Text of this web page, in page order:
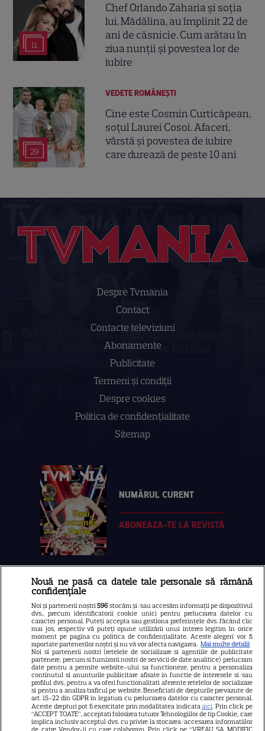
11
Chef Orlando Zaharia și soția
lui, Mădălina, au împlinit 22 de
ani de căsnicie. Cum arătau în
ziua nunții și povestea lor de
iubire
29
VEDETE ROMÂNEŞTI
Cine este Cosmin Curticăpean,
soțul Laurei Cosoi. Afaceri,
vârstă și povestea de iubire
care durează de peste 10 ani
Despre Tvmania
Contact
Contacte televiziuni
Abonamente
Publicitate
Termeni și condiții
Despre cookies
Politica de confidenţialitate
Sitemap
NUMĂRUL CURENT
ABONEAZA-TE LA REVISTĂ
Libertatea
Libertatea pentru femei
GSP
Știri mondene
Avantaje
Elle
Unica
Retete practice
Nouă ne pasă ca datele tale personale să rămână
confidențiale
Noi și partenerii noștri596 stocăm și/sau accesăm informații pe dispozitivul
dvs., precum identificatorii cookie unici pentru prelucrarea datelor cu
caracter personal. Puteți accepta sau gestiona preferințele dvs. făcând clic
mai jos, respectiv vă puteți opune utilizării unui interes legitim în orice
moment pe pagina cu politica de confidențialitate. Aceste alegeri vor fi
raportate partenerilor noștri și nu vă vor afecta navigarea. Mai multe detalii
Noi si partenerii nostri (retelele de socializare si agentiile de publicitate
partenere, precum si furnizorii nostri de servicii de date analitice) prelucram
date pentru a permite website-ului sa functioneze, pentru a personaliza
continutul si anunturile publicitare afisate in functie de interesele si/sau
profilul dvs., pentru a va oferi functionalitati aferente retelelor de socializare
si pentru a analiza traficul pe website. Beneficiati de drepturile prevazute de
art. 15-22 din GDPR in legatura cu prelucrarea datelor cu caracter personal.
Aceste drepturi pot fi exercitate prin modalitatea indicataaici. Prin click pe
“ACCEPT TOATE”, acceptati folosirea tuturor Tehnologiilor de tip Cookie, care
implica inclusiv acceptul dvs. cu privire la stocarea/accesarea informatiilor
de catre Vendor-ii cu care colaboram. Prin click pe “VREAU SA MODIFIC